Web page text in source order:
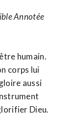
Annotée
humain.
corps lui
aussi
Dieu.